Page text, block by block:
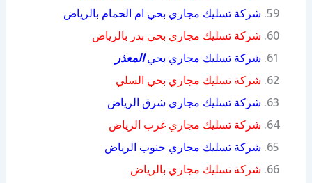
شركة تسليك مجاري بحي ام الحمام بالرياض
شركة تسليك مجاري بحي بدر بالرياض
شركة تسليك مجاري بحيالمعذر
شركة تسليك مجاري بحي السلي
شركة تسليك مجاري شرق الرياض
شركة تسليك مجاري غرب الرياض
شركة تسليك مجاري جنوب الرياض
شركة تسليك مجاري بالرياض